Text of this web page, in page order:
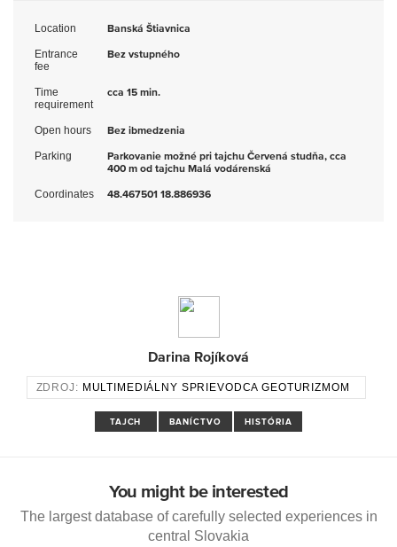
Location Banská Štiavnica
Entrance
fee
Bez vstupného
Time
requirement
cca 15 min.
Open hours Bez ibmedzenia
Parking
Parkovanie možné pri tajchu Červená studňa, cca
400 m od tajchu Malá vodárenská
Coordinates 48.467501 18.886936
Darina Rojíková
ZDROJ: MULTIMEDIÁLNY SPRIEVODCA GEOTURIZMOM
TAJCH BANÍCTVO HISTÓRIA
You might be interested
The largest database of carefully selected experiences in
central Slovakia